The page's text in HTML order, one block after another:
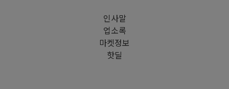
인사말
업소록
마켓정보
핫딜